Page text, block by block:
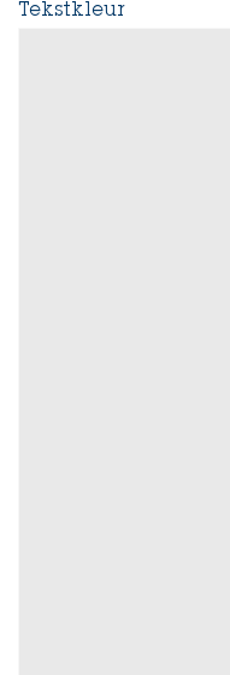
Tekstkleur